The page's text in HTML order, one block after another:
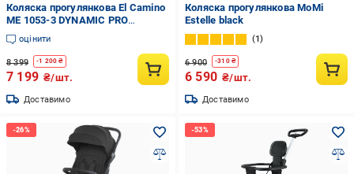
Коляска прогулянкова El Camino
ME 1053-3 DYNAMIC PRO
Charcoal
оцінити
8 399 -1 200 ₴
7 199 ₴/шт.
Доставимо
Коляска прогулянкова MoMi
Estelle black
1
6 900 -310₴
6 590 ₴/шт.
Доставимо